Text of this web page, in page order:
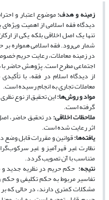
زمینه و هدف:موضوع اعتبار و
دیدگاه فقه اسلامی از اهمیت
تنها یک اصل اخلاقی بلکه یکی از
شمار می‌رود. فقه اسلامی همواره بر
در زمینه معاملات، رعایت حریم
اجتماعی مطرح است. پژوهش حاضر
از دیدگاه اسلام در فقه، با
معاملات تجاری به انجام رسیده است.
مواد و روشها:این تحقیق از نوع
گرفته است.
ملاحظات اخلاقی:در تحقیق حاضر،
اثر رعایت شده است.
یافتهها:قوانین و مقررات قابل وضع
نظارت غیر قهرآمیز و غیر
متناسب با آن تصویب گردد.
نتیجه: حکم حریم در نظریه جدید
تفاسیر مربوط به حکم تکلیفی و حکم
مشکلات کمتری دارند، در حالی که